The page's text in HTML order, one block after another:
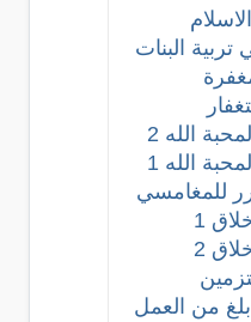
البنات
الله 2
الله 1
للمغامسي
1
2
أبلغ من العمل